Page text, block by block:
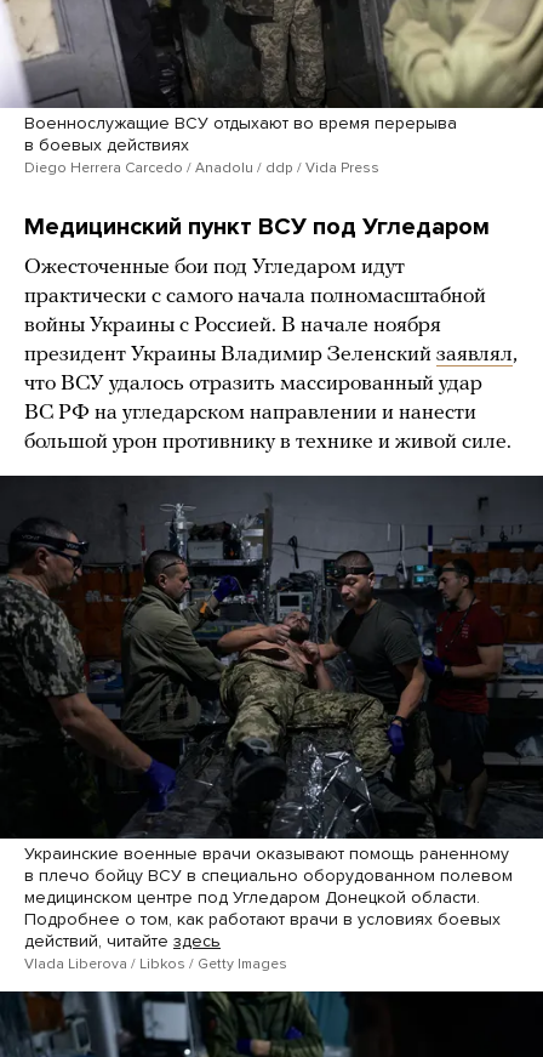
Военнослужащие ВСУ отдыхают во время перерыва
в боевых действиях
Diego Herrera Carcedo / Anadolu / ddp / Vida Press
Медицинский пункт ВСУ под Угледаром
Ожесточенные бои под Угледаром идут
практически с самого начала полномасштабной
войны Украины с Россией. В начале ноября
президент Украины Владимир Зеленский заявлял,
что ВСУ удалось отразить массированный удар
ВС РФ на угледарском направлении и нанести
большой урон противнику в технике и живой силе.
Украинские военные врачи оказывают помощь раненному
в плечо бойцу ВСУ в специально оборудованном полевом
медицинском центре под Угледаром Донецкой области.
Подробнее о том, как работают врачи в условиях боевых
действий, читайте здесь
Vlada Liberova / Libkos / Getty Images